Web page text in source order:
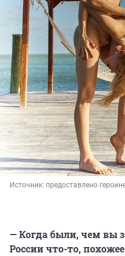
Источник: предоставлено
— Когда были, чем вы
России что-то,